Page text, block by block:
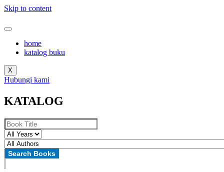
Skip to content
home
katalog buku
X
Hubungi kami
KATALOG